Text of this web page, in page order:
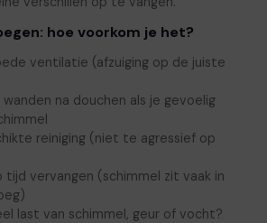
hoe voorkom je het?
ventilatie (afzuiging op de juiste
na douchen als je gevoelig
reiniging (niet te agressief op
tijd vervangen (schimmel zit vaak in
last van schimmel, geur of vocht?